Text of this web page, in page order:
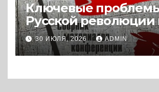
Ключевые
Русской революции
историографии
сегодняшнего дня
Книга
30 ИЮЛЯ, 2026 ADMIN